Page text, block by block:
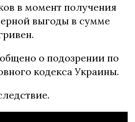
в момент получения
выгоды в сумме
о подозрении по
кодекса Украины.